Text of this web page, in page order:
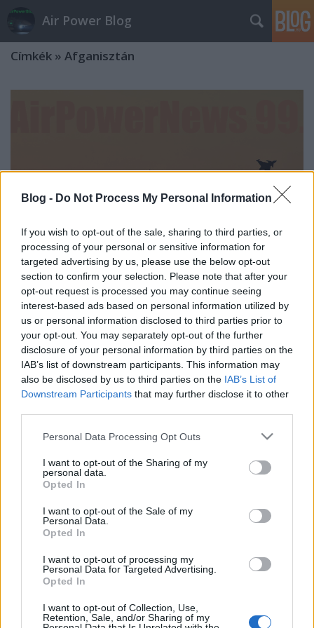
Blog - Do Not Process My Personal Information
If you wish to opt-out of the sale, sharing to third parties, or
processing of your personal or sensitive information for
targeted advertising by us, please use the below opt-out
section to confirm your selection. Please note that after your
opt-out request is processed you may continue seeing
interest-based ads based on personal information utilized by
us or personal information disclosed to third parties prior to
your opt-out. You may separately opt-out of the further
disclosure of your personal information by third parties on the
IAB’s list of downstream participants. This information may
also be disclosed by us to third parties on the IAB’s List of
Downstream Participants that may further disclose it to other
Please note that this website/app uses one or more Google
not limited to your visit or usage behaviour. You may click to
grant or deny consent to Google and its third-party tags to
use your data for below specified purposes in below Google
consent section.
Personal Data Processing Opt Outs
I want to opt-out of the Sharing of my
personal data.
Opted In
I want to opt-out of the Sale of my
Personal Data.
Opted In
I want to opt-out of processing my
Personal Data for Targeted Advertising.
Opted In
I want to opt-out of Collection, Use,
Retention, Sale, and/or Sharing of my
Air Power Blog
Címkék » Afganisztán
AirPowerNews 99. (2021. jún.)
2021. június 09.
A kecskemétiek 604-es légibuszával hazatért
Afganisztánból az utolsó honvédségi kontingens, 18
évnyi erőfeszítés, anyagi- és emberáldozathozatal
végére téve pontot. Zord
AAT PTC: Szimulátoron Ostravában
2013. április 24.
szállítópilótákat oktató állomány felkészítését célzó,
nemzetközi finanszírozású programról már többször
szimulátoros fázisát tekinthette meg Csehországban,
az Ostrava Mosnov…
„UAV a levegőben, papír a földön”